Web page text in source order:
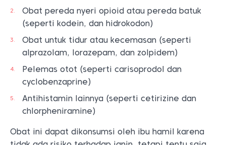
Obat pereda nyeri opioid atau pereda batuk
(seperti kodein, dan hidrokodon)
Obat untuk tidur atau kecemasan (seperti
alprazolam, lorazepam, dan zolpidem)
Pelemas otot (seperti carisoprodol dan
cyclobenzaprine)
Antihistamin lainnya (seperti cetirizine dan
chlorpheniramine)
Obat ini dapat dikonsumsi oleh ibu hamil karena